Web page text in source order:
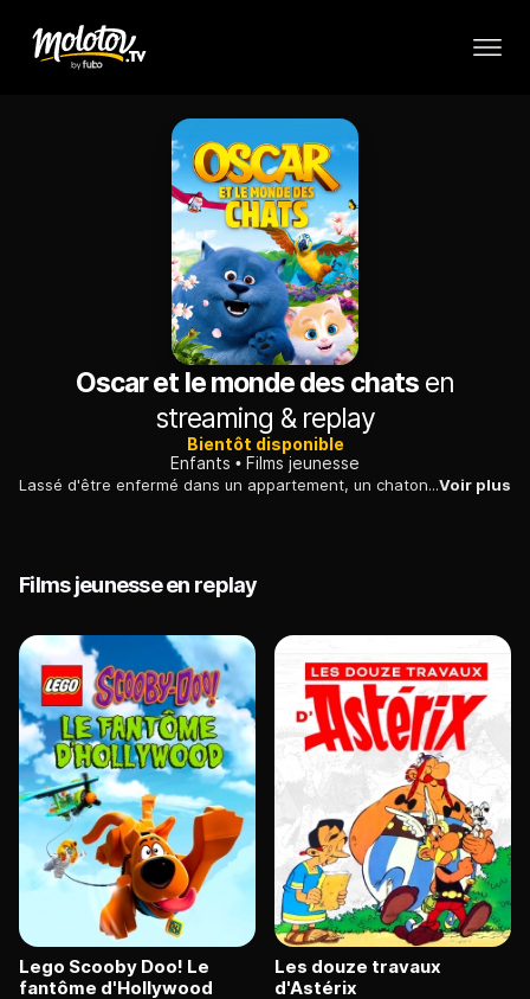
Oscar et le monde des chatsen
streaming & replay
Bientôt disponible
Enfants
Films jeunesse
Lassé d'être enfermé dans un appartement, un chaton veut vivre une grande aventure en se rendant dans un monde merveilleux dédié aux chats...Voir plus
Films jeunesse en replay
Lego Scooby Doo! Le
fantôme d'Hollywood
Les douze travaux
d'Astérix